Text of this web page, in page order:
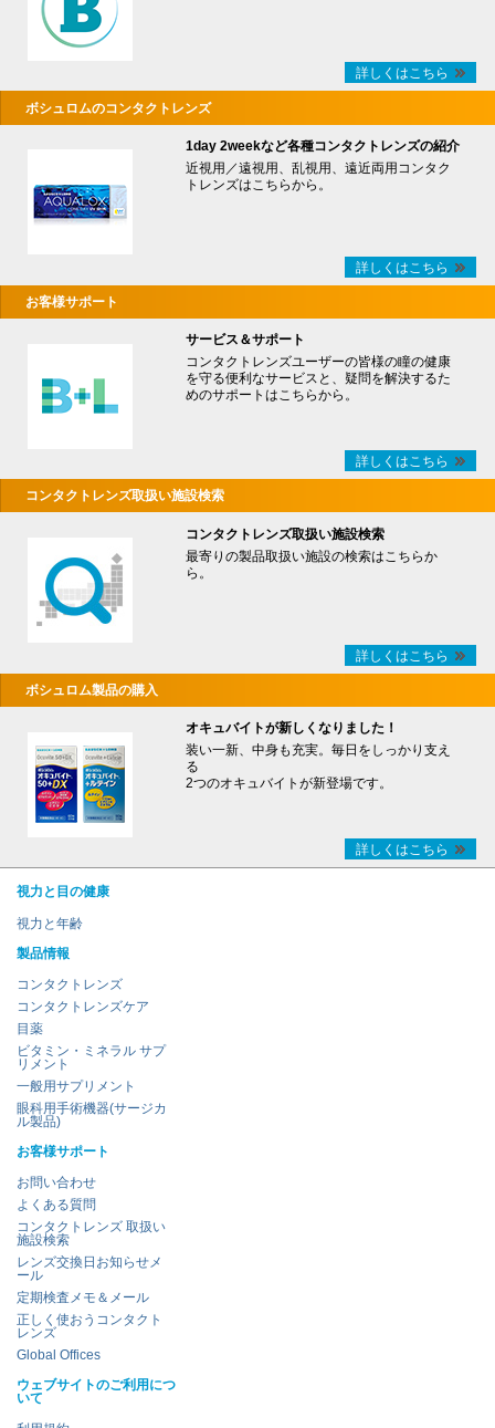
詳しくはこちら
ボシュロムのコンタクトレンズ
1day 2weekなど各種コンタクトレンズの紹介
近視用／遠視用、乱視用、遠近両用コンタク
トレンズはこちらから。
詳しくはこちら
お客様サポート
サービス＆サポート
コンタクトレンズユーザーの皆様の瞳の健康
を守る便利なサービスと、疑問を解決するた
めのサポートはこちらから。
詳しくはこちら
コンタクトレンズ取扱い施設検索
コンタクトレンズ取扱い施設検索
最寄りの製品取扱い施設の検索はこちらか
ら。
詳しくはこちら
ボシュロム製品の購入
オキュバイトが新しくなりました！
装い一新、中身も充実。毎日をしっかり支え
る
2つのオキュバイトが新登場です。
詳しくはこちら
視力と目の健康
視力と年齢
製品情報
コンタクトレンズ
コンタクトレンズケア
目薬
ビタミン・ミネラル サプ
リメント
一般用サプリメント
眼科用手術機器(サージカ
ル製品)
お客様サポート
お問い合わせ
よくある質問
コンタクトレンズ 取扱い
施設検索
レンズ交換日お知らせメ
ール
定期検査メモ＆メール
正しく使おうコンタクト
レンズ
Global Offices
ウェブサイトのご利用につ
いて